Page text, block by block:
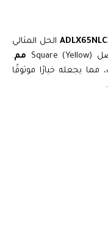
الحل المثالي
مم.
مما يجعله خيارًا موثوقًا